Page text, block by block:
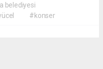
belediyesi
#konser